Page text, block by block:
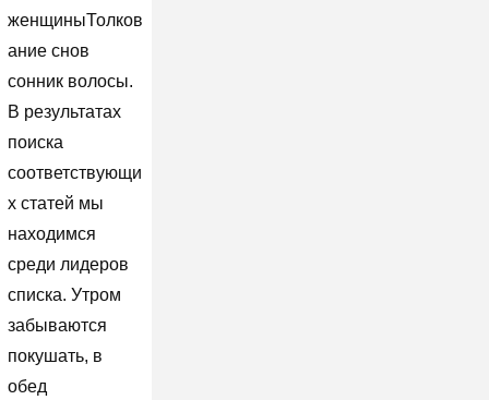
женщиныТолков
ание снов
сонник волосы.
В результатах
поиска
соответствующи
х статей мы
находимся
среди лидеров
списка. Утром
забываются
покушать, в
обед